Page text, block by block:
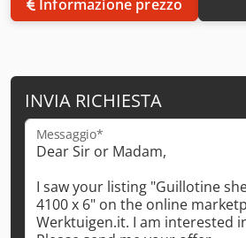
Informazione prezzo
INVIA RICHIESTA
Messaggio*